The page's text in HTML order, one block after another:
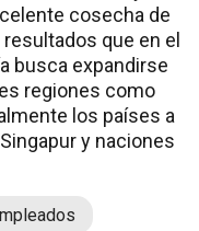
cosecha de
que en el
busca expandirse
regiones como
los países a
y naciones